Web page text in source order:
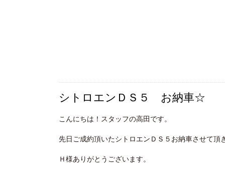
シトロエンＤＳ５ お納車☆
こんにちは！スタッフの高田です。
先日ご成約頂いたシトロエンＤＳ５お納車させて頂
Ｈ様ありがとうございます。